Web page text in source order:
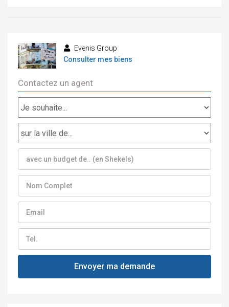
Evenis Group
Consulter mes biens
Contactez un agent